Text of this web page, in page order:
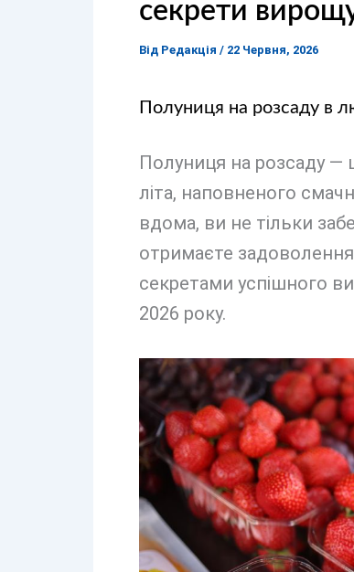
секрети
Від Редакція / 22 Червня, 2026
Полуниця на розсаду в
Полуниця на розсаду —
літа, наповненого
вдома, ви не тільки
отримаєте задоволення
секретами успішного
2026 року.